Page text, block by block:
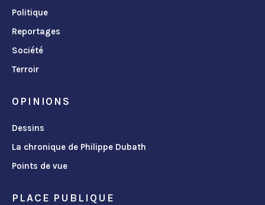
Politique
Reportages
Société
Terroir
OPINIONS
Dessins
La chronique de Philippe Dubath
Points de vue
PLACE PUBLIQUE